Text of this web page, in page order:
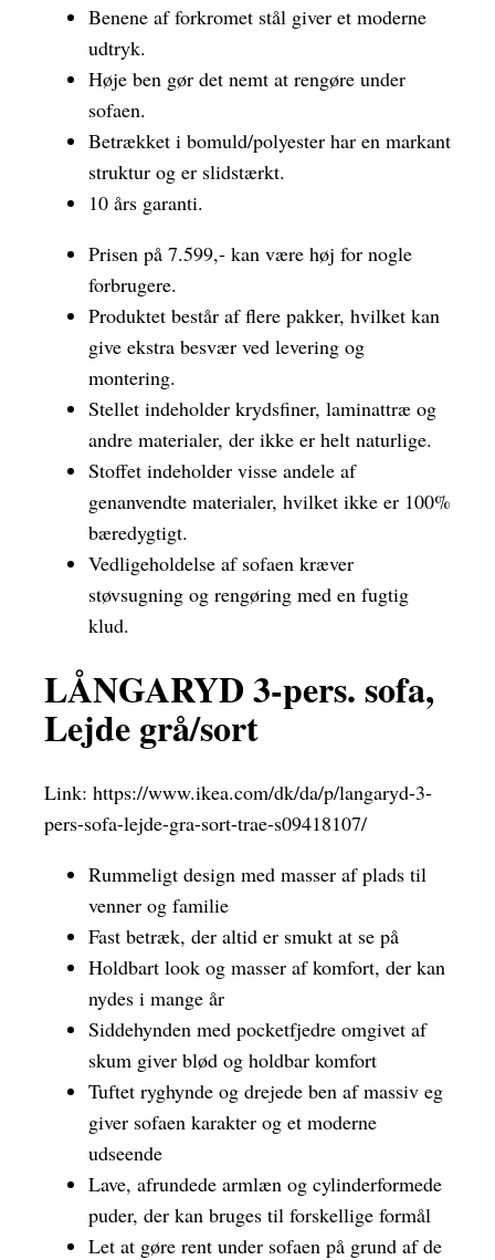
Benene af forkromet stål giver et moderne
udtryk.
Høje ben gør det nemt at rengøre under
sofaen.
Betrækket i bomuld/polyester har en markant
struktur og er slidstærkt.
10 års garanti.
Prisen på 7.599,- kan være høj for nogle
forbrugere.
Produktet består af flere pakker, hvilket kan
give ekstra besvær ved levering og
montering.
Stellet indeholder krydsfiner, laminattræ og
andre materialer, der ikke er helt naturlige.
Stoffet indeholder visse andele af
genanvendte materialer, hvilket ikke er 100%
bæredygtigt.
Vedligeholdelse af sofaen kræver
støvsugning og rengøring med en fugtig
klud.
LÅNGARYD 3-pers. sofa,
Lejde grå/sort
Link: https://www.ikea.com/dk/da/p/langaryd-3-
pers-sofa-lejde-gra-sort-trae-s09418107/
Rummeligt design med masser af plads til
venner og familie
Fast betræk, der altid er smukt at se på
Holdbart look og masser af komfort, der kan
nydes i mange år
Siddehynden med pocketfjedre omgivet af
skum giver blød og holdbar komfort
Tuftet ryghynde og drejede ben af massiv eg
giver sofaen karakter og et moderne
udseende
Lave, afrundede armlæn og cylinderformede
puder, der kan bruges til forskellige formål
Let at gøre rent under sofaen på grund af de